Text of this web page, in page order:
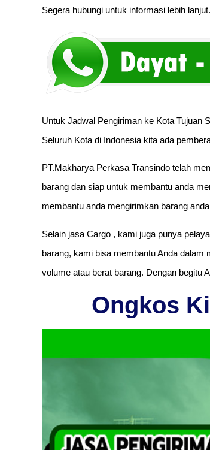
Segera hubungi untuk informasi lebih lanjut.
Untuk Jadwal Pengiriman ke Kota Tujuan
Seluruh Kota di Indonesia kita ada
PT.Makharya Perkasa Transindo telah
barang dan siap untuk membantu anda
membantu anda mengirimkan barang
Selain jasa Cargo , kami juga punya
barang, kami bisa membantu Anda
volume atau berat barang. Dengan begitu
Ongkos